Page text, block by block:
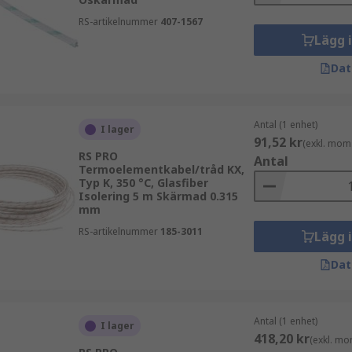
K- eller S-typ termoelementkabel) använder olika
av?
kvalitet av kabel än den som används i
färgkodad (oftast PVC) isolering applicerad på varje
positiva ledaren har termoelementets färg. För ökad
är detta en förtennad kopparfläta, och för PFA är det
att förlänga en termoelementssignal från en givare
omgivningstemperaturgräns än ett termoelement,
kan inte fysiskt utsättas för högre
RS-artikelnummer 407-1567
Lägg
I lager
RS PRO
Termoelementkabel/tråd KX,
Typ K, 350 °C, Glasfiber
Isolering 5 m Skärmad 0.315
mm
RS-artikelnummer 185-3011
Antal (1 enhet)
91,52 kr(exkl.
Antal
Lägg
I lager Antal (1 enhet)
418,20 kr(exkl.